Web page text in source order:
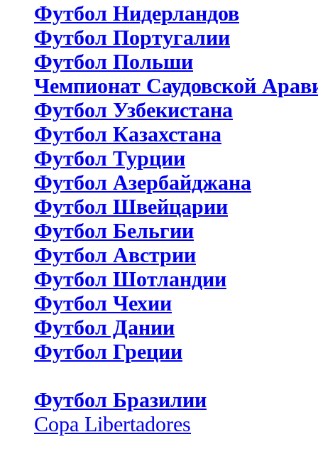
Футбол Нидерландов
Футбол Португалии
Футбол Польши
Чемпионат Саудовской
Футбол Узбекистана
Футбол Казахстана
Футбол Турции
Футбол Азербайджана
Футбол Швейцарии
Футбол Бельгии
Футбол Австрии
Футбол Шотландии
Футбол Чехии
Футбол Дании
Футбол Греции
Футбол Бразилии
Copa Libertadores